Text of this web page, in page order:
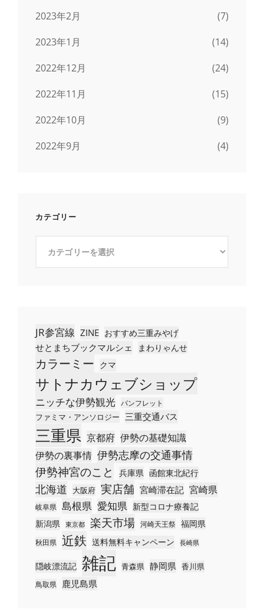
2023年2月
(7)
2023年1月
(14)
2022年12月
(24)
2022年11月
(15)
2022年10月
(9)
2022年9月
(4)
カテゴリー
JR参宮線 ZINE おすすめ三重みやげ
せとまちブックマルシェ まわりゃんせ
カラーミー クマ
サトナカウェブショップ
ニッチな伊勢観光 パンフレット
ファミマ・アンソロジー 三重交通バス
三重県 京都府 伊勢の基礎知識
伊勢の裏事情 伊勢志摩の交通事情
伊勢神宮のこと 兵庫県 函館東北紀行
北海道 大阪府 実店舗 宮崎滞在記 宮崎県
岐阜県 島根県 愛知県 新型コロナ療養記
新潟県
東京都 楽天市場 河崎天王祭 福岡県
秋田県 近鉄 送料無料キャンペーン 長崎県
隠岐漂流記 雑記 青森県 静岡県 香川県
鳥取県 鹿児島県